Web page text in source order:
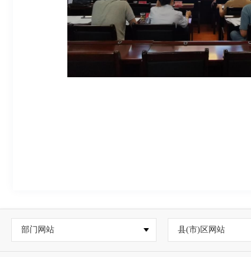
部门网站 县(市)区网站